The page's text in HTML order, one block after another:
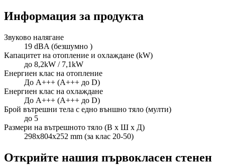
Информация за продукта
Звуково налягане
19 dBA (безшумно )
Капацитет на отопление и охлаждане (kW)
до 8,2kW / 7,1kW
Енергиен клас на отопление
До A+++ (A+++ до D)
Енергиен клас на охлаждане
До A+++ (A+++ до D)
Брой вътрешни тела с едно външно тяло (мулти)
до 5
Размери на вътрешното тяло (В x Ш x Д)
298x804x252 mm (за клас 20-50)
Открийте нашия първокласен стенен